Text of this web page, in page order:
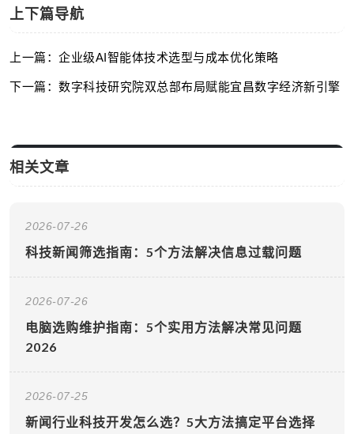
上下篇导航
上一篇：企业级AI智能体技术选型与成本优化策略
下一篇：数字科技研究院双总部布局赋能宜昌数字经济新引擎
相关文章
2026-07-26
科技新闻筛选指南：5个方法解决信息过载问题
2026-07-26
电脑选购维护指南：5个实用方法解决常见问题
2026
2026-07-25
新闻行业科技开发怎么选？5大方法搞定平台选择